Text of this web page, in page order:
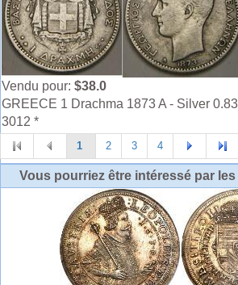
Vendu pour: $38.0
GREECE 1 Drachma 1873 A - Silver
3012 *
1 2 3 4
Vous pourriez être intéressé par